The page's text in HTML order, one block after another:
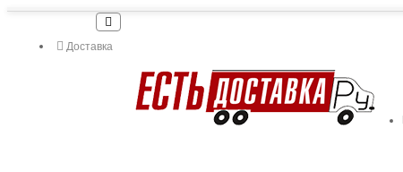
Доставка